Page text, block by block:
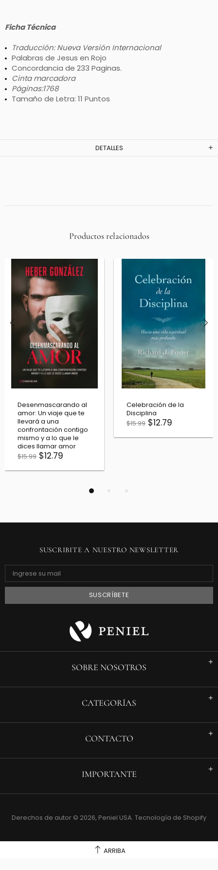
Ficha Técnica
Traducción: Nueva Versión Internacional
Palabras de Jesus en Rojo
Concordancia de 233 Paginas.
Cinta marcadora
Páginas:1768
Tamaño de Letra: 11 Puntos
DETALLES
Productos relacionados
Celebración de la
Disciplina
$15.99 $12.79
Invisibles - La iglesia
de Cristo no es la que
SUSCRIBITE A NUESTRO NEWSLETTER
SOBRE NOSOTROS
CATEGORÍAS
CONTACTO
IMPORTANTE
Derechos de autor © 2026, Peniel USA. Tecnología de Shopify
ARRIBA